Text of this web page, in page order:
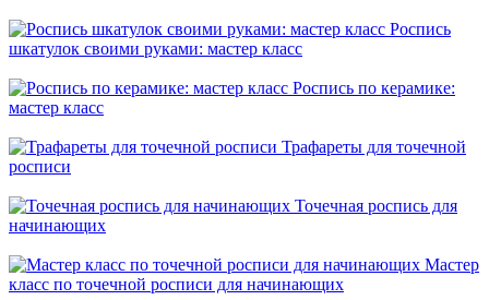
Роспись
шкатулок своими руками: мастер класс
Роспись по керамике:
мастер класс
Трафареты для точечной
росписи
Точечная роспись для
начинающих
Мастер
класс по точечной росписи для начинающих